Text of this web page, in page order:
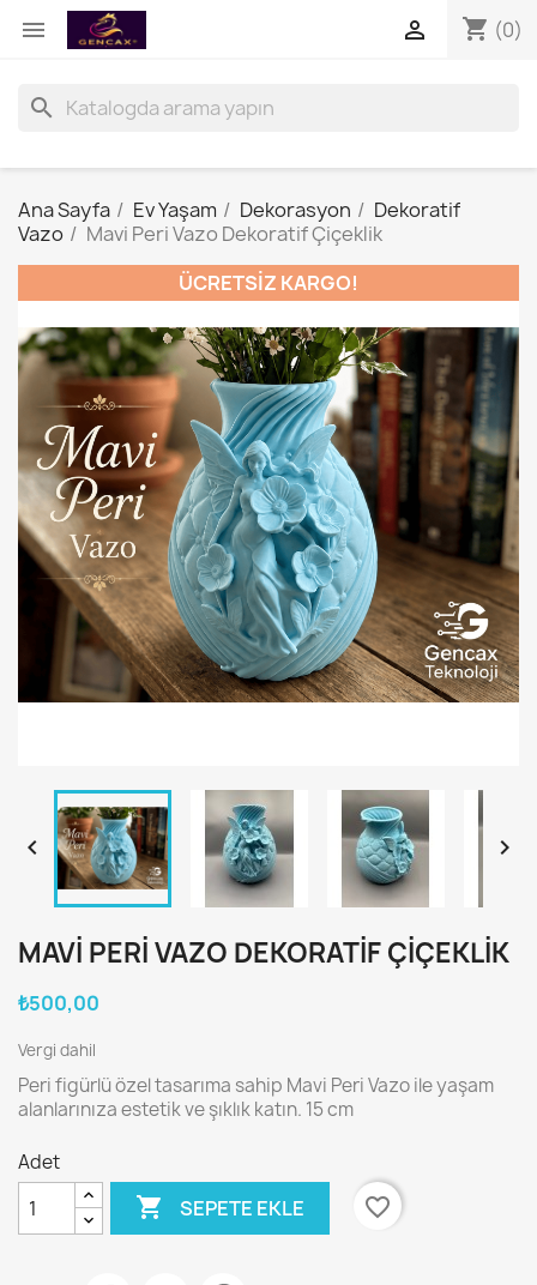
 shopping_cart (0)

search
Ana Sayfa Ev Yaşam Dekorasyon
Dekoratif
Vazo
Mavi Peri Vazo Dekoratif Çiçeklik
ÜCRETSIZ KARGO!
 
MAVI PERI VAZO DEKORATIF ÇIÇEKLIK
₺500,00
Vergi dahil
Peri figürlü özel tasarıma sahip Mavi Peri Vazo ile yaşam
alanlarınıza estetik ve şıklık katın. 15 cm
Adet
 SEPETE EKLE favorite_border